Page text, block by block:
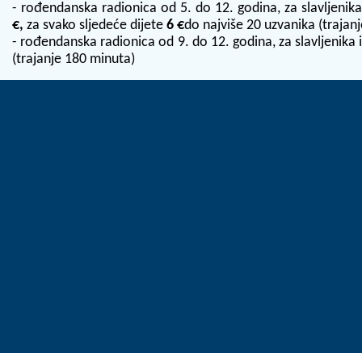
- rođendanska radionica od 5. do 12. godina, za
€, za svako sljedeće dijete 6 €do najviše 20 uzvanika
- rođendanska radionica od 9. do 12. godina, za slavljenika
(trajanje 180 minuta)